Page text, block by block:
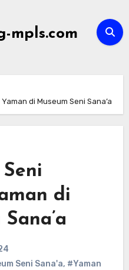
mpls.com
di Museum Seni Sana’a
di
Seni Sana'a, #Yaman